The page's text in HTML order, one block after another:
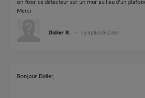
on fixer ce détecteur sur un mur au lieu d'un
Merci.
Didier R. il y a plus de 2 ans
Bonjour Didier,